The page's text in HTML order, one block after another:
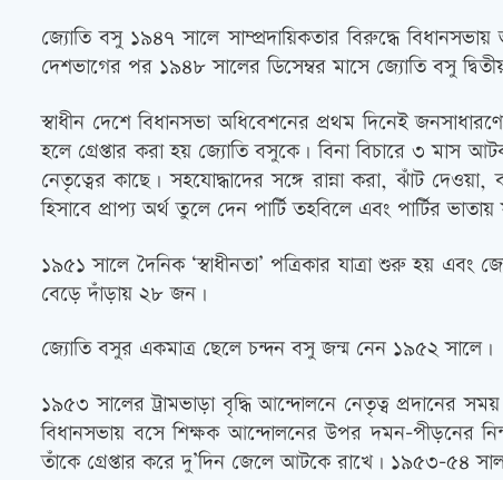
জ্যোতি বসু ১৯৪৭ সালে সাম্প্রদায়িকতার বিরুদ্ধে বিধানসভায়
দেশভাগের পর ১৯৪৮ সালের ডিসেম্বর মাসে জ্যোতি বসু
স্বাধীন দেশে বিধানসভা অধিবেশনের প্রথম দিনেই
হলে গ্রেপ্তার করা হয় জ্যোতি বসুকে। বিনা বিচারে ৩ মাস
নেতৃত্বের কাছে। সহযোদ্ধাদের সঙ্গে রান্না করা, ঝাঁট
হিসাবে প্রাপ্য অর্থ তুলে দেন পার্টি তহবিলে এবং পার্টির
১৯৫১ সালে দৈনিক ‘স্বাধীনতা’ পত্রিকার যাত্রা শুরু হয়
বেড়ে দাঁড়ায় ২৮ জন।
জ্যোতি বসুর একমাত্র ছেলে চন্দন বসু জন্ম নেন ১৯৫২ সালে।
১৯৫৩ সালের ট্রামভাড়া বৃদ্ধি আন্দোলনে নেতৃত্ব প্রদানের
বিধানসভায় বসে শিক্ষক আন্দোলনের উপর দমন-পীড়নের
তাঁকে গ্রেপ্তার করে দু’দিন জেলে আটকে রাখে। ১৯৫৩-৫৪ সাল